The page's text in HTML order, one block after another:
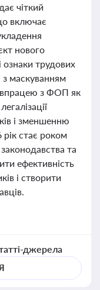
чіткий
включає
нового
ознаки трудових
маскуванням
з ФОП як
і зменшенню
рік стає роком
та
ефективність
і створити
джерела